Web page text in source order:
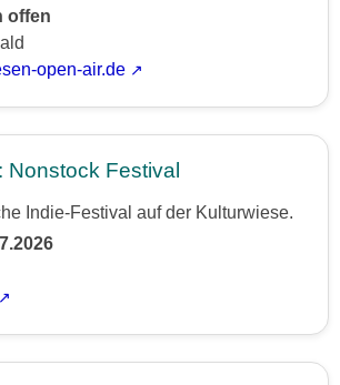
offen
open-air.de
Nonstock Festival
Indie-Festival auf der Kulturwiese.